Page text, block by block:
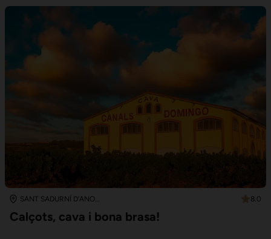
SANT SADURNÍ D’ANOIA 8.0
Calçots, cava i bona brasa!